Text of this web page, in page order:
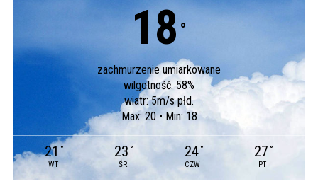
18 °
zachmurzenie umiarkowane
wilgotność: 58%
wiatr: 5m/s płd.
Max: 20 • Min: 18
21 °
WT
23 °
ŚR
24 °
CZW
27 °
PT